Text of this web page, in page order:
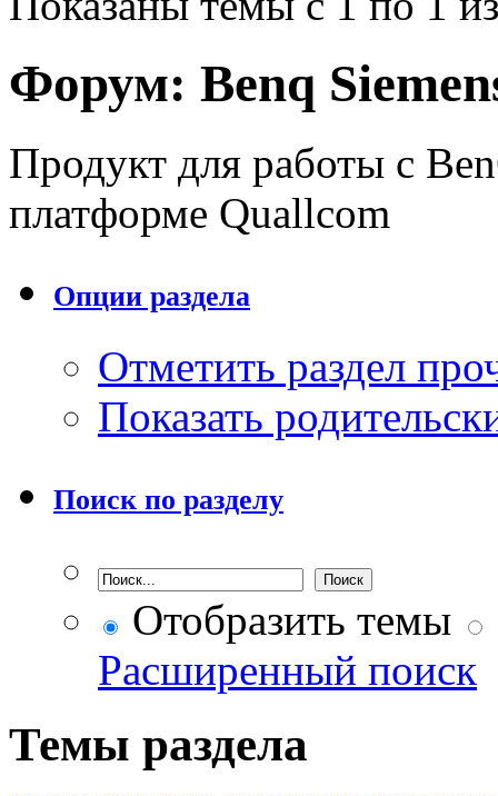
Форум: Benq
Продукт для работы с
платформе Quallcom
Опции раздела
Отметить раздел
Показать
Поиск по разделу
Отобразить темы
Расширенный поиск
Темы раздела